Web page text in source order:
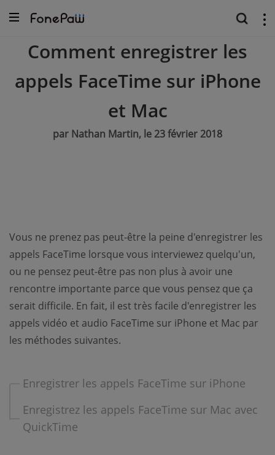
Comment enregistrer les
appels FaceTime sur iPhone
et Mac
par Nathan Martin, le 23 février 2018
Vous ne prenez pas peut-être la peine d'enregistrer les
appels FaceTime lorsque vous interviewez quelqu'un,
ou ne pensez peut-être pas non plus à avoir une
rencontre importante parce que vous pensez que ça
serait difficile. En fait, il est très facile d'enregistrer les
appels vidéo et audio FaceTime sur iPhone et Mac par
les méthodes suivantes.
Enregistrer les appels FaceTime sur iPhone
Enregistrez les appels FaceTime sur Mac avec
QuickTime